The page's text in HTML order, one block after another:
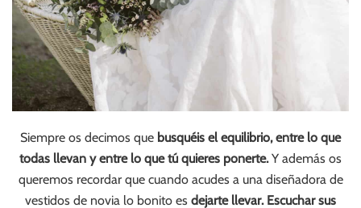
Siempre os decimos que busquéis el equilibrio, entre lo que
todas llevan y entre lo que tú quieres ponerte.Y además os
queremos recordar que cuando acudes a una diseñadora de
vestidos de novia lo bonito es dejarte llevar. Escuchar sus